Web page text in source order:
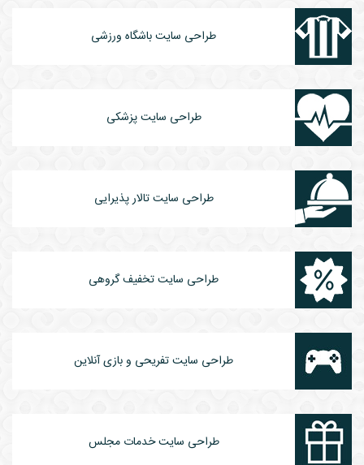
طراحی سایت باشگاه ورزشی
طراحی سایت پزشکی
طراحی سایت تالار پذیرایی
طراحی سایت تخفیف گروهی
طراحی سایت تفریحی و بازی آنلاین
طراحی سایت خدمات مجلس